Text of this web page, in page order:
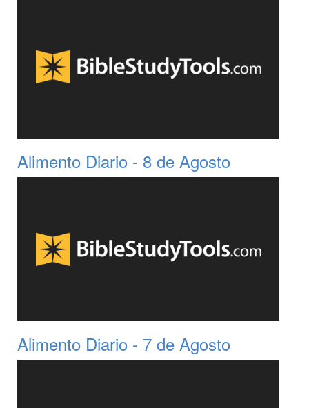
Alimento Diario - 8 de Agosto
Alimento Diario - 7 de Agosto